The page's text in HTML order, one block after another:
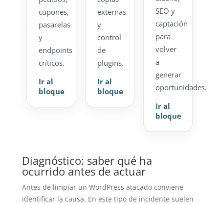
cupones,
pasarelas
y
endpoints
críticos.
Ir al
bloque
externas
y
control
de
plugins.
Ir al
bloque
SEO y
captación
para
volver
a
generar
oportunidades.
Ir al
bloque
Diagnóstico: saber qué ha
ocurrido antes de actuar
Antes de limpiar un WordPress atacado conviene
identificar la causa. En este tipo de incidente suelen